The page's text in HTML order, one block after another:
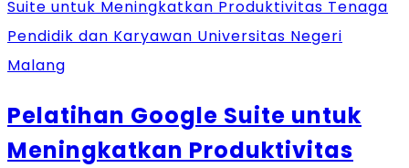
Pelatihan Google Suite untuk
Meningkatkan Produktivitas